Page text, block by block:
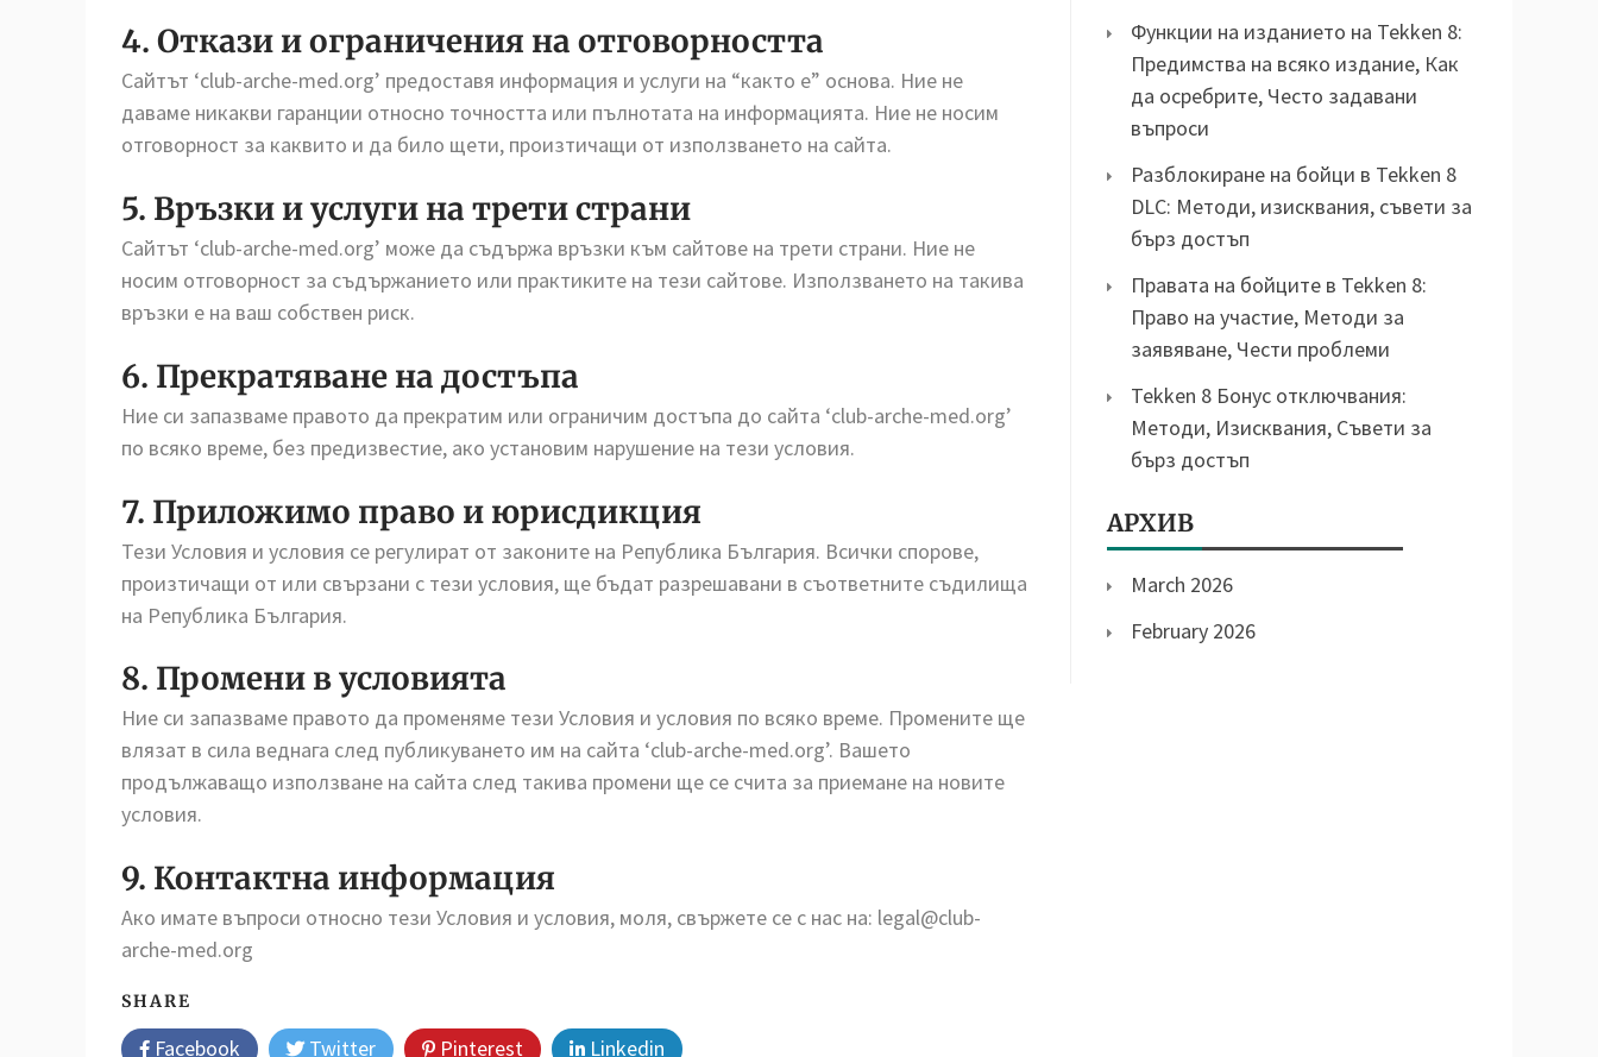
4. Откази и ограничения на отговорността
Сайтът ‘club-arche-med.org’ предоставя информация и услуги на “както е” основа. Ние не
даваме никакви гаранции относно точността или пълнотата на информацията. Ние не носим
отговорност за каквито и да било щети, произтичащи от използването на сайта.
5. Връзки и услуги на трети страни
Сайтът ‘club-arche-med.org’ може да съдържа връзки към сайтове на трети страни. Ние не
носим отговорност за съдържанието или практиките на тези сайтове. Използването на такива
връзки е на ваш собствен риск.
6. Прекратяване на достъпа
Ние си запазваме правото да прекратим или ограничим достъпа до сайта ‘club-arche-med.org’
по всяко време, без предизвестие, ако установим нарушение на тези условия.
7. Приложимо право и юрисдикция
Тези Условия и условия се регулират от законите на Република България. Всички спорове,
произтичащи от или свързани с тези условия, ще бъдат разрешавани в съответните съдилища
на Република България.
8. Промени в условията
Ние си запазваме правото да променяме тези Условия и условия по всяко време. Промените ще
влязат в сила веднага след публикуването им на сайта ‘club-arche-med.org’. Вашето
продължаващо използване на сайта след такива промени ще се счита за приемане на новите
условия.
9. Контактна информация
Ако имате въпроси относно тези Условия и условия, моля, свържете се с нас на: legal@club-
arche-med.org
SHARE
Facebook Twitter Pinterest Linkedin
Функции на изданието на Tekken 8:
Предимства на всяко издание, Как
да осребрите, Често задавани
въпроси
Разблокиране на бойци в Tekken 8
DLC: Методи, изисквания, съвети за
бърз достъп
Правата на бойците в Tekken 8:
Право на участие, Методи за
заявяване, Чести проблеми
Tekken 8 Бонус отключвания:
Методи, Изисквания, Съвети за
бърз достъп
АРХИВ
March 2026
February 2026